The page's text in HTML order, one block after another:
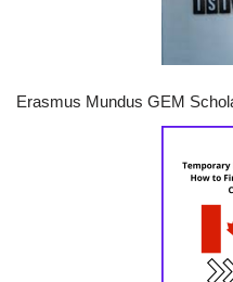
Erasmus Mundus GEM